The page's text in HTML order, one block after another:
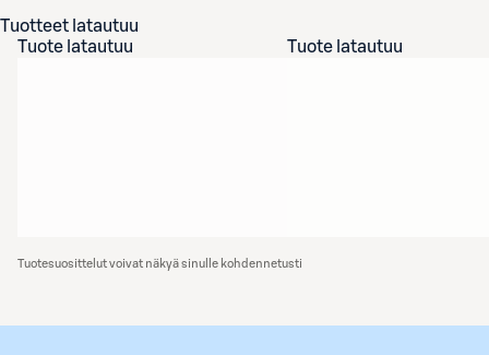
Tuotteet latautuu
Tuote latautuu
Tuote latautuu
Tuotesuosittelut voivat näkyä sinulle kohdennetusti